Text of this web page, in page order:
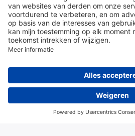
Algemene voorwaarden
© 2026 Hitma